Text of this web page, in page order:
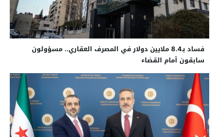
فساد بـ8.4 ملايين دولار في المصرف العقاري.. مسؤولون
سابقون أمام القضاء